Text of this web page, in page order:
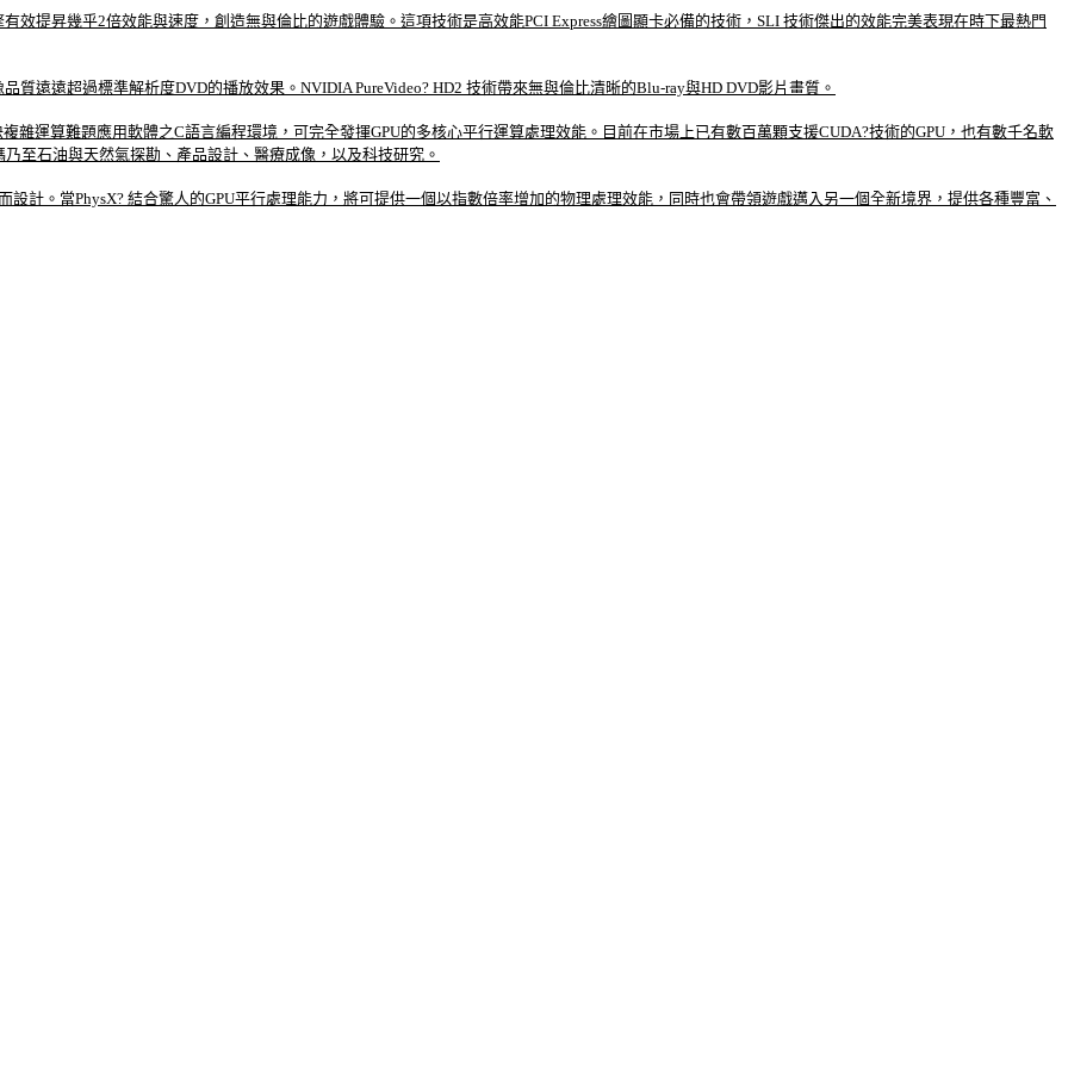
效提昇幾乎2倍效能與速度，創造無與倫比的遊戲體驗。這項技術是高效能PCI Express繪圖顯卡必備的技術，SLI 技術傑出的效能完美表現在時下最熱門
遠遠超過標準解析度DVD的播放效果。NVIDIA PureVideo? HD2 技術帶來無與倫比清晰的Blu-ray與HD DVD影片畫質。
雜運算難題應用軟體之C語言編程環境，可完全發揮GPU的多核心平行運算處理效能。目前在市場上已有數百萬顆支援CUDA?技術的GPU，也有數千名軟
至石油與天然氣探勘、產品設計、醫療成像，以及科技研究。
計。當PhysX? 結合驚人的GPU平行處理能力，將可提供一個以指數倍率增加的物理處理效能，同時也會帶領遊戲邁入另一個全新境界，提供各種豐富、